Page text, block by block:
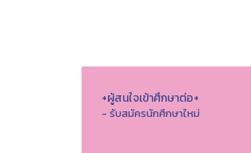
+ผู้สนใจเข้าศึกษาต่อ+
- รับสมัครนักศึกษาใหม่